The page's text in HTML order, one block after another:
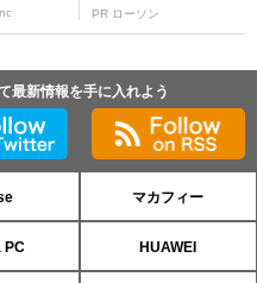
PR ローソン
最新情報を手に入れよう
マカフィー
PC HUAWEI